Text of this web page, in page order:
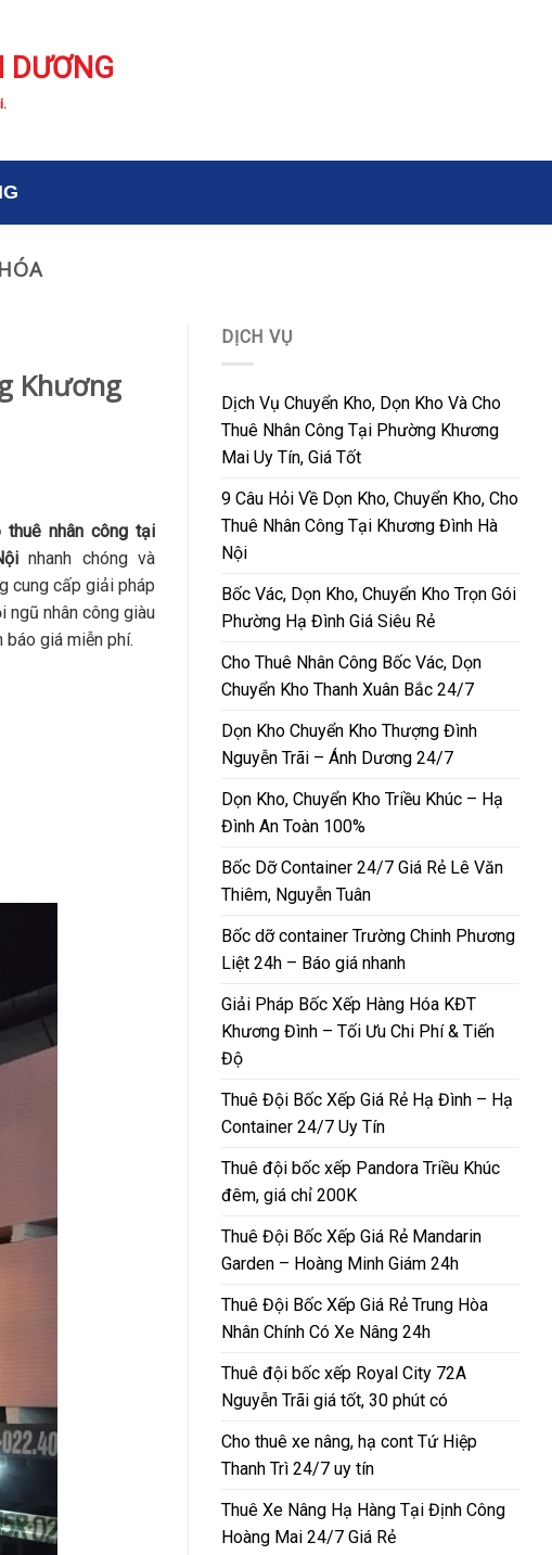
DƯƠNG
Khương
thuê nhân công tại
nhanh chóng và
cung cấp giải pháp
nhân công giàu
báo giá miễn phí.
DỊCH VỤ
Dịch Vụ Chuyển Kho, Dọn Kho Và Cho
Thuê Nhân Công Tại Phường Khương
Mai Uy Tín, Giá Tốt
9 Câu Hỏi Về Dọn Kho, Chuyển Kho, Cho
Thuê Nhân Công Tại Khương Đình Hà
Nội
Bốc Vác, Dọn Kho, Chuyển Kho Trọn Gói
Phường Hạ Đình Giá Siêu Rẻ
Cho Thuê Nhân Công Bốc Vác, Dọn
Chuyển Kho Thanh Xuân Bắc 24/7
Dọn Kho Chuyển Kho Thượng Đình
Nguyễn Trãi – Ánh Dương 24/7
Dọn Kho, Chuyển Kho Triều Khúc – Hạ
Đình An Toàn 100%
Bốc Dỡ Container 24/7 Giá Rẻ Lê Văn
Thiêm, Nguyễn Tuân
Bốc dỡ container Trường Chinh Phương
Liệt 24h – Báo giá nhanh
Giải Pháp Bốc Xếp Hàng Hóa KĐT
Khương Đình – Tối Ưu Chi Phí & Tiến
Độ
Thuê Đội Bốc Xếp Giá Rẻ Hạ Đình – Hạ
Container 24/7 Uy Tín
Thuê đội bốc xếp Pandora Triều Khúc
đêm, giá chỉ 200K
Thuê Đội Bốc Xếp Giá Rẻ Mandarin
Garden – Hoàng Minh Giám 24h
Thuê Đội Bốc Xếp Giá Rẻ Trung Hòa
Nhân Chính Có Xe Nâng 24h
Thuê đội bốc xếp Royal City 72A
Nguyễn Trãi giá tốt, 30 phút có
Cho thuê xe nâng, hạ cont Tứ Hiệp
Thanh Trì 24/7 uy tín
Thuê Xe Nâng Hạ Hàng Tại Định Công
Hoàng Mai 24/7 Giá Rẻ